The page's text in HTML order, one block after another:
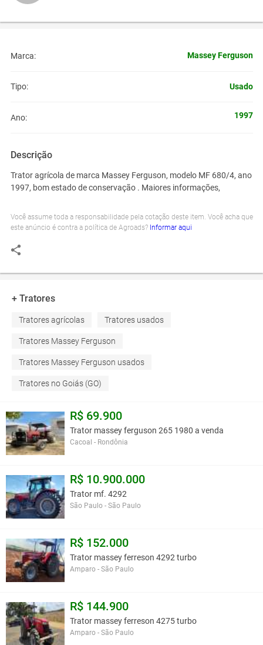
Marca: Massey Ferguson
Tipo: Usado
Ano: 1997
Descrição
Trator agrícola de marca Massey Ferguson, modelo MF 680/4, ano
1997, bom estado de conservação . Maiores informações,
Você assume toda a responsabilidade pela cotação deste item. Você acha que
este anúncio é contra a política de Agroads? Informar aqui
+ Tratores
Tratores agrícolas Tratores usados
Tratores Massey Ferguson
Tratores Massey Ferguson usados
Tratores no Goiás (GO)
R$ 69.900
Trator massey ferguson 265 1980 a venda
Cacoal - Rondônia
R$ 10.900.000
Trator mf. 4292
São Paulo - São Paulo
R$ 152.000
Trator massey ferreson 4292 turbo
Amparo - São Paulo
R$ 144.900
Trator massey ferreson 4275 turbo
Amparo - São Paulo